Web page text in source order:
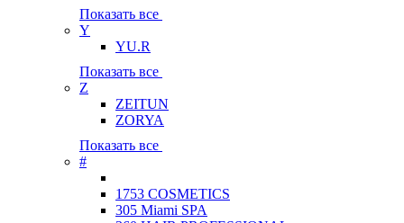
Показать все
Y
YU.R
Показать все
Z
ZEITUN
ZORYA
Показать все
#
1753 COSMETICS
305 Miami SPA